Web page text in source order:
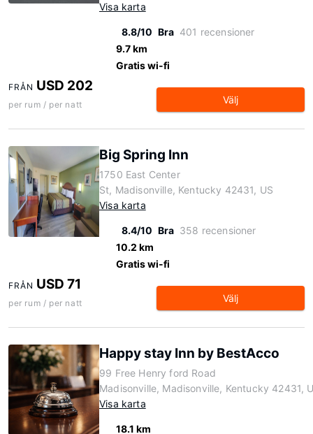
Visa karta
8.8/10 Bra 401 recensioner
9.7 km
Gratis wi-fi
FRÅN USD 202
per rum / per natt Välj
Big Spring Inn
1750 East Center
St, Madisonville, Kentucky 42431, US
Visa karta
8.4/10 Bra 358 recensioner
10.2 km
Gratis wi-fi
FRÅN USD 71
per rum / per natt Välj
Happy stay Inn by BestAcco
99 Free Henry ford Road
Madisonville, Madisonville, Kentucky 42431,
Visa karta
18.1 km